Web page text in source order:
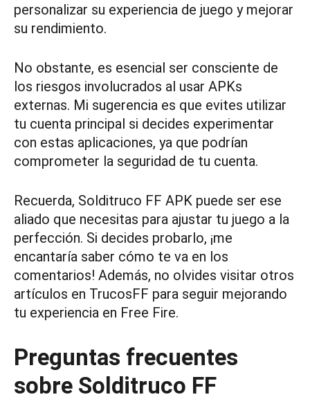
personalizar su experiencia de juego y mejorar
su rendimiento.
No obstante, es esencial ser consciente de
los riesgos involucrados al usar APKs
externas. Mi sugerencia es que evites utilizar
tu cuenta principal si decides experimentar
con estas aplicaciones, ya que podrían
comprometer la seguridad de tu cuenta.
Recuerda, Solditruco FF APK puede ser ese
aliado que necesitas para ajustar tu juego a la
perfección. Si decides probarlo, ¡me
encantaría saber cómo te va en los
comentarios! Además, no olvides visitar otros
artículos en TrucosFF para seguir mejorando
tu experiencia en Free Fire.
Preguntas frecuentes
sobre Solditruco FF